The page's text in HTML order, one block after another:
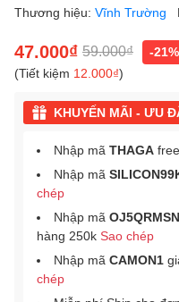
Thương hiệu: Vĩnh Trường
47.000₫ 59.000₫
-21%
(Tiết kiệm 12.000₫)
KHUYẾN MÃI - ƯU
Nhập mã THAGA
Nhập mã
chép
Nhập mã
hàng 250k Sao chép
Nhập mã CAMON1
chép